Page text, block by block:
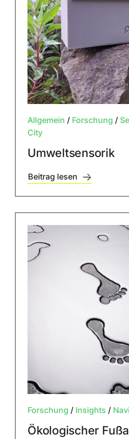
Allgemein / Forschung /
City
Umweltsensorik
Beitrag lesen
Forschung / Insights /
Ökologischer